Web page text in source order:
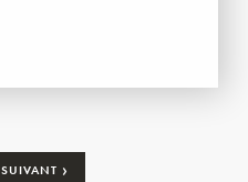
SUIVANT ›